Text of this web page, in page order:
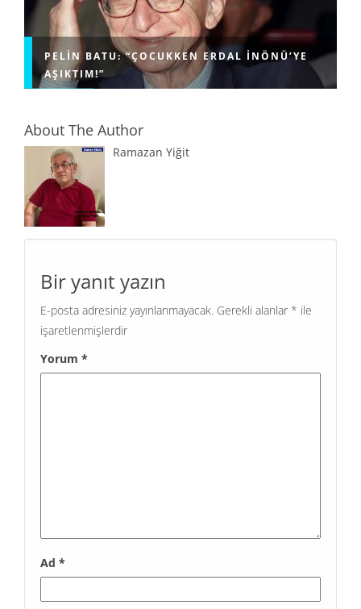
PELIN BATU: “ÇOCUKKEN ERDAL İNÖNÜ’YE
AŞIKTIM!”
About The Author
Ramazan Yiğit
Bir yanıt yazın
E-posta adresiniz yayınlanmayacak. Gerekli alanlar * ile
işaretlenmişlerdir
Yorum *
Ad *